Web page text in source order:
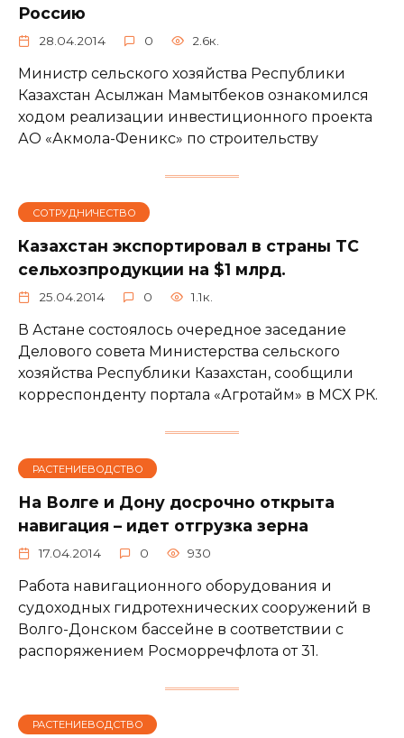
Россию
28.04.2014 0 2.6к.
Министр сельского хозяйства Республики
Казахстан Асылжан Мамытбеков ознакомился
ходом реализации инвестиционного проекта
АО «Акмола-Феникс» по строительству
СОТРУДНИЧЕСТВО
Казахстан экспортировал в страны ТС
сельхозпродукции на $1 млрд.
25.04.2014 0 1.1к.
В Астане состоялось очередное заседание
Делового совета Министерства сельского
хозяйства Республики Казахстан, сообщили
корреспонденту портала «Агротайм» в МСХ РК.
РАСТЕНИЕВОДСТВО
На Волге и Дону досрочно открыта
навигация – идет отгрузка зерна
17.04.2014 0 930
Работа навигационного оборудования и
судоходных гидротехнических сооружений в
Волго-Донском бассейне в соответствии с
распоряжением Росморречфлота от 31.
РАСТЕНИЕВОДСТВО